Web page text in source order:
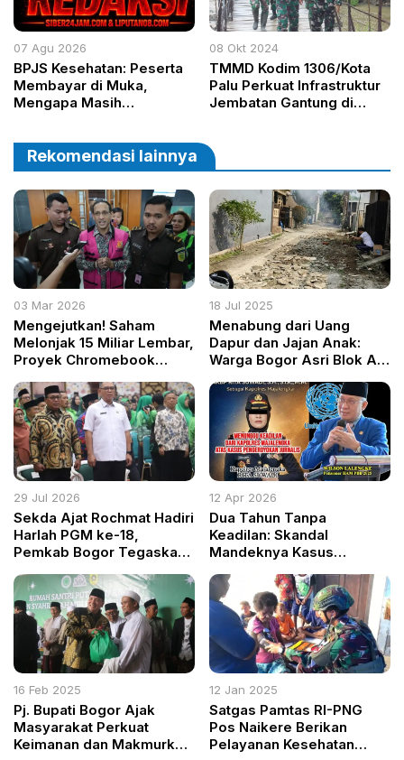
07 Agu 2026
BPJS Kesehatan: Peserta
Membayar di Muka,
Mengapa Masih
08 Okt 2024
TMMD Kodim 1306/Kota
Palu Perkuat Infrastruktur
Jembatan Gantung di
Rekomendasi lainnya
03 Mar 2026
Mengejutkan! Saham
Melonjak 15 Miliar Lembar,
Proyek Chromebook
Sidang Nadiem
18 Jul 2025
Menabung dari Uang
Dapur dan Jajan Anak:
Warga Bogor Asri Blok AB
Negara Tak Kunjung Hadir
29 Jul 2026
Sekda Ajat Rochmat Hadiri
Harlah PGM ke-18,
Pemkab Bogor Tegaskan
Madrasah
12 Apr 2026
Dua Tahun Tanpa
Keadilan: Skandal
Mandeknya Kasus
Ivan Afriandi di Polres
Majalengka
16 Feb 2025
Pj. Bupati Bogor Ajak
Masyarakat Perkuat
Keimanan dan Makmurkan
12 Jan 2025
Satgas Pamtas RI-PNG
Pos Naikere Berikan
Pelayanan Kesehatan